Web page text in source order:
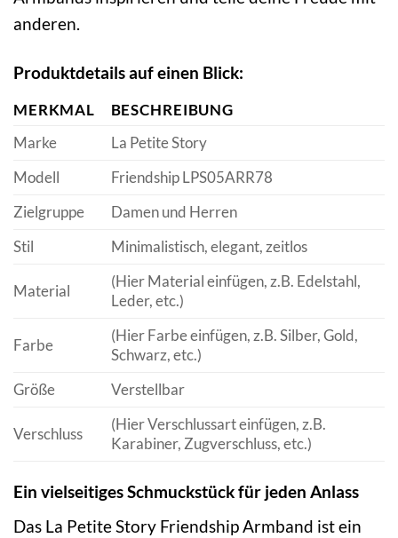
anderen.
Produktdetails auf einen Blick:
MERKMAL
BESCHREIBUNG
Marke
La Petite Story
Modell
Friendship LPS05ARR78
Zielgruppe
Damen und Herren
Stil
Minimalistisch, elegant, zeitlos
Material
(Hier Material einfügen, z.B. Edelstahl,
Leder, etc.)
Farbe
(Hier Farbe einfügen, z.B. Silber, Gold,
Schwarz, etc.)
Größe
Verstellbar
Verschluss
(Hier Verschlussart einfügen, z.B.
Karabiner, Zugverschluss, etc.)
Ein vielseitiges Schmuckstück für jeden Anlass
Das La Petite Story Friendship Armband ist ein